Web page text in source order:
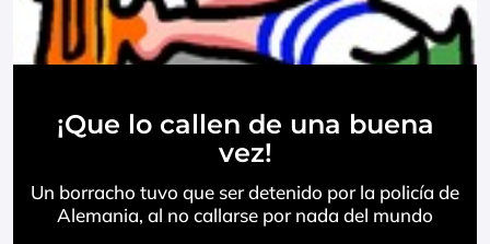
¡Que lo callen de una buena
vez!
Un borracho tuvo que ser detenido por la policía de
Alemania, al no callarse por nada del mundo